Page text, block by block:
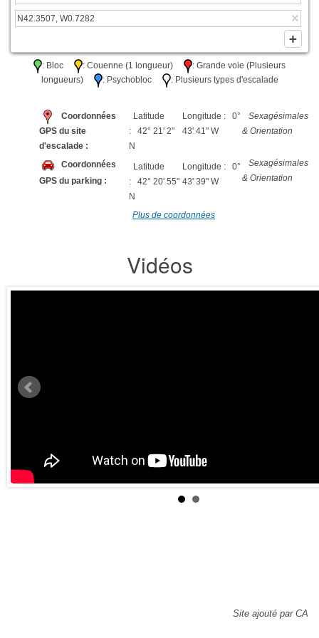
: Bloc : Couenne (1 longueur)
: Grande voie (Plusieurs
longueurs)
: Psychobloc : Plusieurs types d'escalade
Coordonnées
GPS du site
d'escalade :
Latitude
: 42° 21' 2"
N
Longitude : 0°
43' 41" W
Sexagésimales
& Orientation
Coordonnées
GPS du parking :
Latitude
: 42° 20' 55"
N
Longitude : 0°
43' 39" W
Sexagésimales
& Orientation
Plus de coordonnées
Vidéos
Site ajouté par CA